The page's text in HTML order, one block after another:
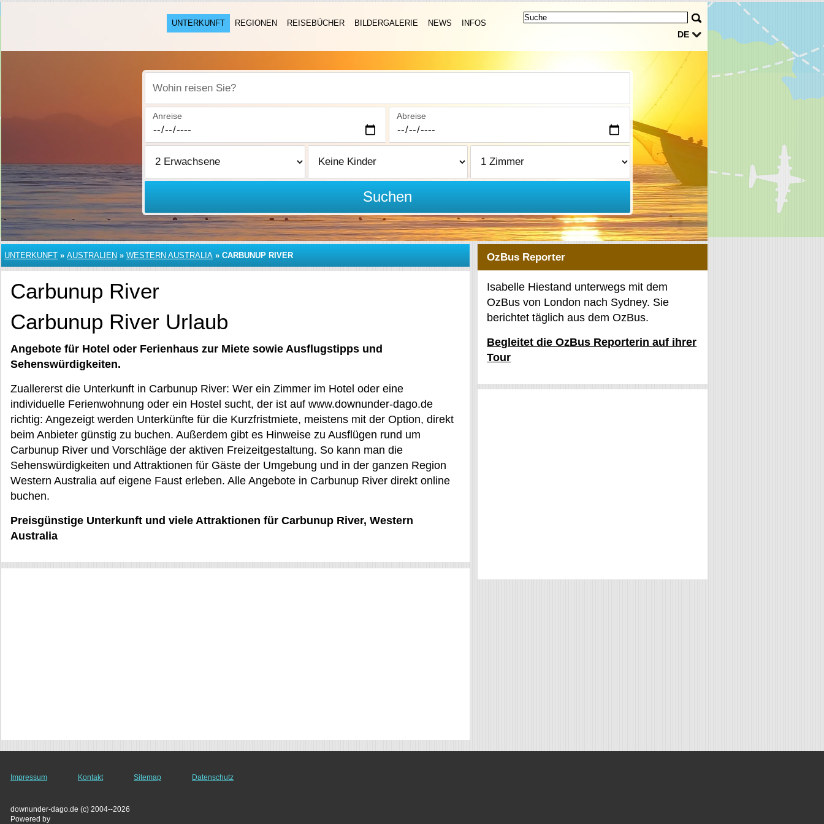
DE
UNTERKUNFT REGIONEN REISEBÜCHER BILDERGALERIE NEWS INFOS
Wohin reisen Sie?
Anreise Abreise
Suchen
UNTERKUNFT » AUSTRALIEN » WESTERN AUSTRALIA » CARBUNUP RIVER
Carbunup River
Carbunup River Urlaub
Angebote für Hotel oder Ferienhaus zur Miete sowie Ausflugstipps und
Sehenswürdigkeiten.
Zuallererst die Unterkunft in Carbunup River: Wer ein Zimmer im Hotel oder eine
individuelle Ferienwohnung oder ein Hostel sucht, der ist auf www.downunder-dago.de
richtig: Angezeigt werden Unterkünfte für die Kurzfristmiete, meistens mit der Option, direkt
beim Anbieter günstig zu buchen. Außerdem gibt es Hinweise zu Ausflügen rund um
Carbunup River und Vorschläge der aktiven Freizeitgestaltung. So kann man die
Sehenswürdigkeiten und Attraktionen für Gäste der Umgebung und in der ganzen Region
Western Australia auf eigene Faust erleben. Alle Angebote in Carbunup River direkt online
buchen.
Preisgünstige Unterkunft und viele Attraktionen für Carbunup River, Western
Australia
OzBus Reporter
Isabelle Hiestand unterwegs mit dem
OzBus von London nach Sydney. Sie
berichtet täglich aus dem OzBus.
Begleitet die OzBus Reporterin auf ihrer
Tour
Impressum Kontakt Sitemap Datenschutz
downunder-dago.de (c) 2004--2026
Powered by